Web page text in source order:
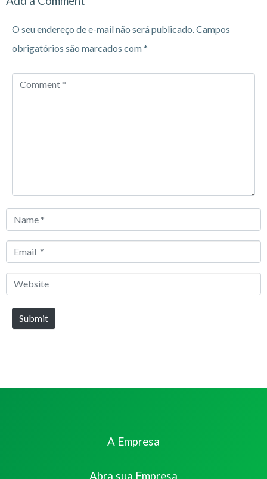
O seu endereço de e-mail não será publicado.Campos
obrigatórios são marcados com*
Comment
Name
Email
Website
Submit
A Empresa
Abra sua Empresa